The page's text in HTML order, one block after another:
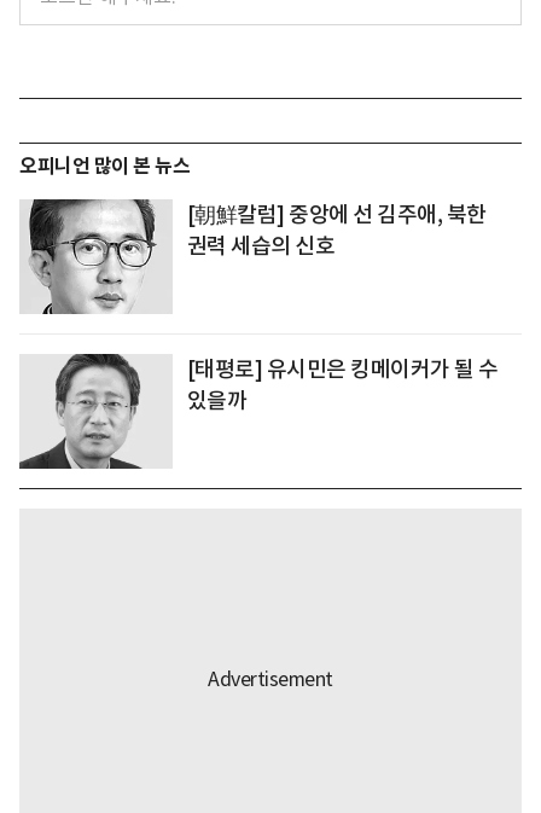
오피니언 많이 본 뉴스
[朝鮮칼럼] 중앙에 선 김주애, 북한
권력 세습의 신호
[태평로] 유시민은 킹메이커가 될 수
있을까